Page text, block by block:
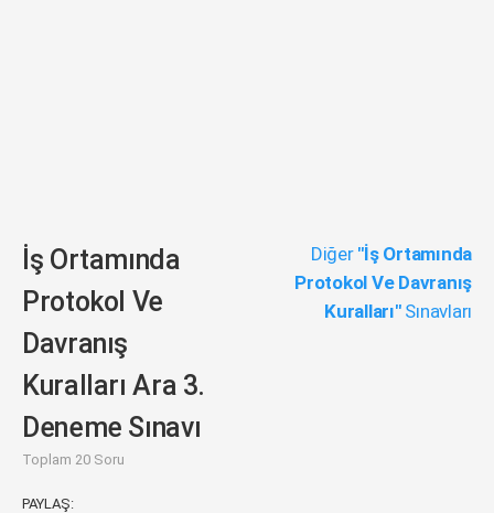
İş Ortamında
Protokol Ve
Davranış
Kuralları Ara 3.
Deneme Sınavı
Toplam 20 Soru
Diğer "İş Ortamında
Protokol Ve Davranış
Kuralları"Sınavları
PAYLAŞ: